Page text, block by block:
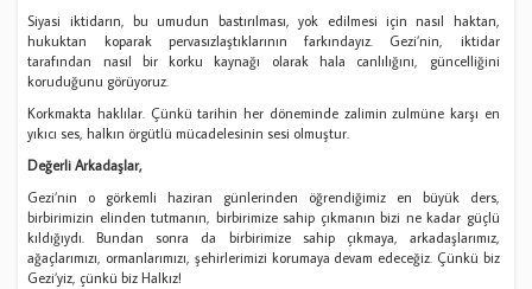
Siyasi iktidarın, bu umudun bastırılması, yok edilmesi için nasıl haktan,
hukuktan koparak pervasızlaştıklarının farkındayız. Gezi’nin, iktidar
tarafından nasıl bir korku kaynağı olarak hala canlılığını, güncelliğini
koruduğunu görüyoruz.
Korkmakta haklılar. Çünkü tarihin her döneminde zalimin zulmüne karşı en
yıkıcı ses, halkın örgütlü mücadelesinin sesi olmuştur.
Değerli Arkadaşlar,
Gezi’nin o görkemli haziran günlerinden öğrendiğimiz en büyük ders,
birbirimizin elinden tutmanın, birbirimize sahip çıkmanın bizi ne kadar güçlü
kıldığıydı. Bundan sonra da birbirimize sahip çıkmaya, arkadaşlarımız,
ağaçlarımızı, ormanlarımızı, şehirlerimizi korumaya devam edeceğiz. Çünkü biz
Gezi’yiz, çünkü biz Halkız!